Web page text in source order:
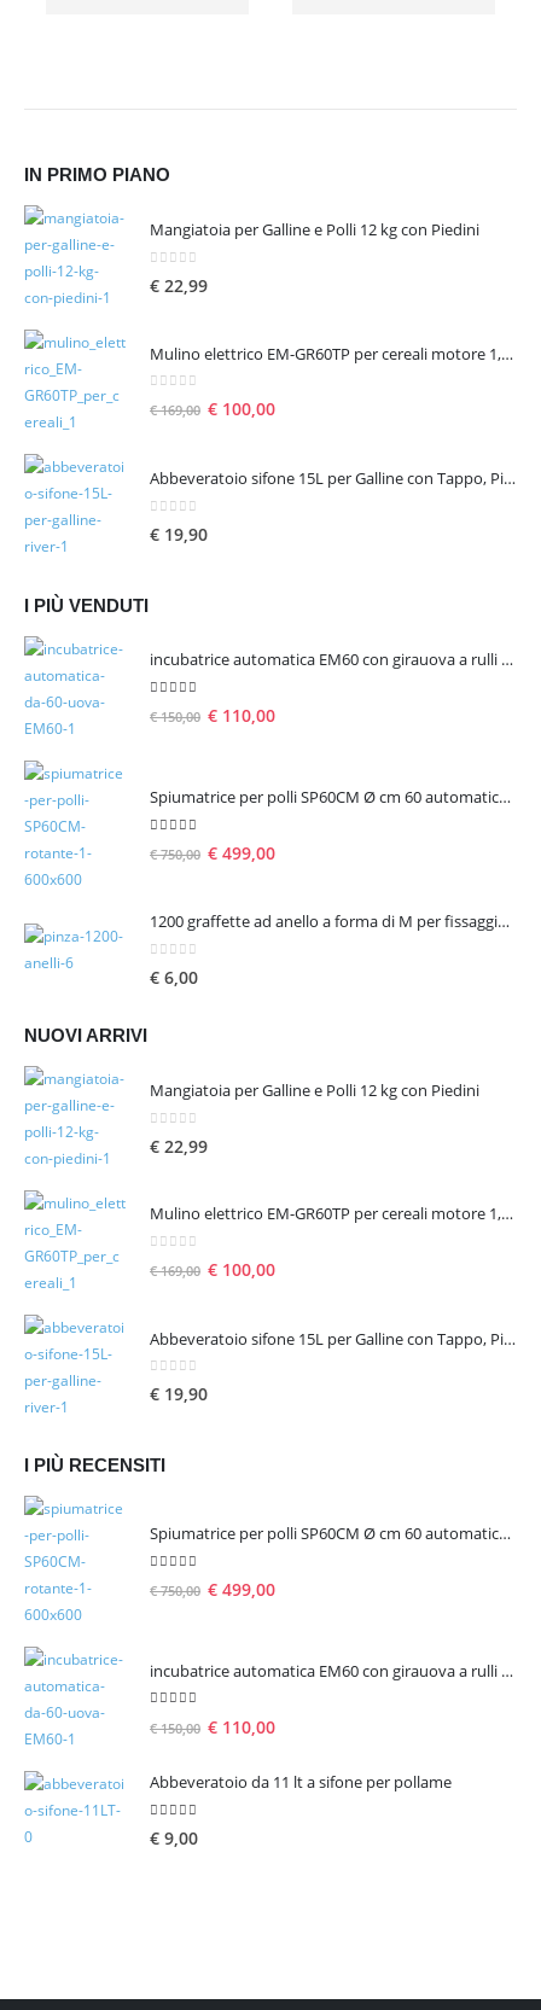
IN PRIMO PIANO
Mangiatoia per Galline e Polli 12 kg con Piedini
€ 22,99
Mulino elettrico EM-GR60TP per cereali motore 1,6 hp 1300 W – seconda scelta
€169,00 € 100,00
Abbeveratoio sifone 15L per Galline con Tappo, Piedini e Manico
€ 19,90
I PIÙ VENDUTI
incubatrice automatica EM60 con girauova a rulli per 60 uova
€150,00 € 110,00
Spiumatrice per polli SP60CM Ø cm 60 automatica rotante
€750,00 € 499,00
1200 graffette ad anello a forma di M per fissaggio reti
€ 6,00
NUOVI ARRIVI
Mangiatoia per Galline e Polli 12 kg con Piedini
€ 22,99
Mulino elettrico EM-GR60TP per cereali motore 1,6 hp 1300 W – seconda scelta
€169,00 € 100,00
Abbeveratoio sifone 15L per Galline con Tappo, Piedini e Manico
0Su 5
€ 19,90
I PIÙ RECENSITI
Spiumatrice per polli SP60CM Ø cm 60 automatica rotante
€750,00 € 499,00
incubatrice automatica EM60 con girauova a rulli per 60 uova
€150,00 € 110,00
Abbeveratoio da 11 lt a sifone per pollame
€ 9,00